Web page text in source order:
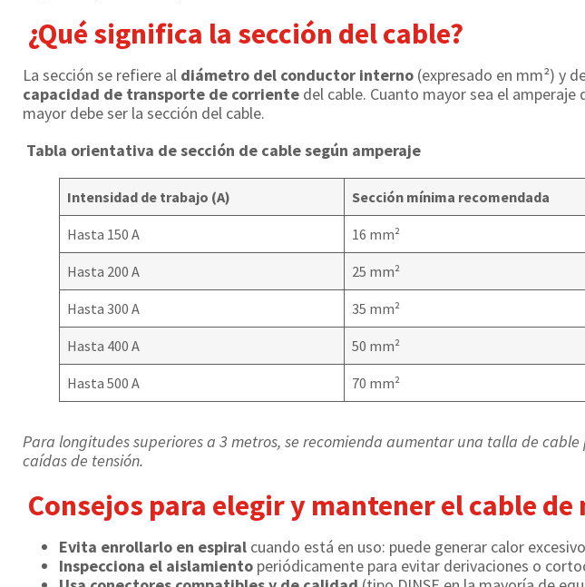
¿Qué significa la sección del cable?
La sección se refiere al diámetro del conductor interno (expresado en mm²) y
capacidad de transporte de corriente del cable. Cuanto mayor sea el amperaje
mayor debe ser la sección del cable.
Tabla orientativa de sección de cable según amperaje
Intensidad de trabajo (A) Sección mínima recomendada
Hasta 150 A 16 mm²
Hasta 200 A 25 mm²
Hasta 300 A 35 mm²
Hasta 400 A 50 mm²
Hasta 500 A 70 mm²
Para longitudes superiores a 3 metros, se recomienda aumentar una talla de
caídas de tensión.
Consejos para elegir y mantener el cable de
Evita enrollarlo en espiral cuando está en uso: puede generar calor
Inspecciona el aislamiento periódicamente para evitar derivaciones o